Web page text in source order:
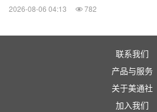
2026-08-06 04:13 782
联系我们
产品与服务
关于美通社
加入我们